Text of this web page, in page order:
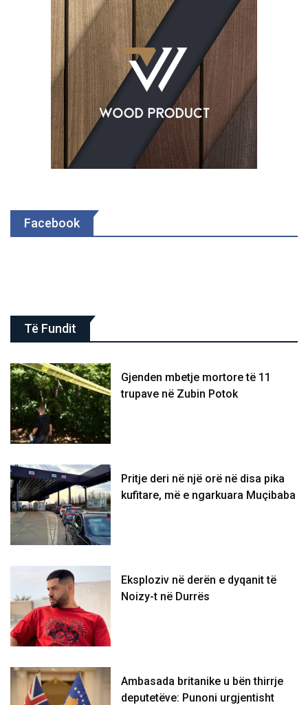
Facebook
Të Fundit
Gjenden mbetje mortore të 11
trupave në Zubin Potok
Pritje deri në një orë në disa pika
kufitare, më e ngarkuara Muçibaba
Eksploziv në derën e dyqanit të
Noizy-t në Durrës
Ambasada britanike u bën thirrje
deputetëve: Punoni urgjentisht